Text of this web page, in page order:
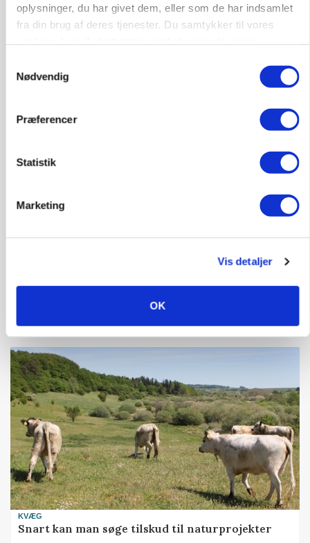
oplysninger, du har givet dem, eller som de har indsamlet
fra din brug af deres tjenester. Du samtykker til vores
Nødvendig
Præferencer
Statistik
Marketing
Vis detaljer
OK
»Nu stopper I«: Landbrugsdebattør og
Folketinget behandler ny gødskningslov: Sådan
kan den ændre din bedrift fra 2027
KVÆG
Snart kan man søge tilskud til naturprojekter